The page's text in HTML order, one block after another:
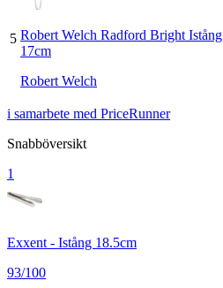
5 Robert Welch Radford Bright Istång
17cm
Robert Welch
i samarbete med PriceRunner
Snabböversikt
1
Exxent - Istång 18.5cm
93/100